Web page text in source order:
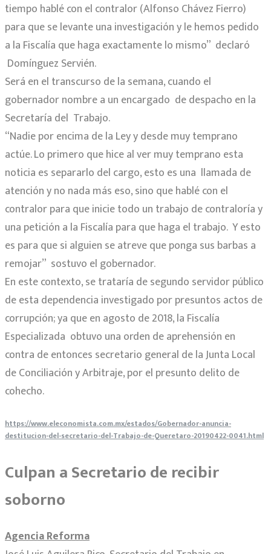
tiempo hablé con el contralor (Alfonso Chávez Fierro)
para que se levante una investigación y le hemos pedido
a la Fiscalía que haga exactamente lo mismo” declaró
Domínguez Servién.
Será en el transcurso de la semana, cuando el
gobernador nombre a un encargado de despacho en la
Secretaría del Trabajo.
“Nadie por encima de la Ley y desde muy temprano
actúe. Lo primero que hice al ver muy temprano esta
noticia es separarlo del cargo, esto es una llamada de
atención y no nada más eso, sino que hablé con el
contralor para que inicie todo un trabajo de contraloría y
una petición a la Fiscalía para que haga el trabajo. Y esto
es para que si alguien se atreve que ponga sus barbas a
remojar” sostuvo el gobernador.
En este contexto, se trataría de segundo servidor público
de esta dependencia investigado por presuntos actos de
corrupción; ya que en agosto de 2018, la Fiscalía
Especializada obtuvo una orden de aprehensión en
contra de entonces secretario general de la Junta Local
de Conciliación y Arbitraje, por el presunto delito de
cohecho.
https://www.eleconomista.com.mx/estados/Gobernador-anuncia-
destitucion-del-secretario-del-Trabajo-de-Queretaro-20190422-0041.html
Culpan a Secretario de recibir
soborno
Agencia Reforma